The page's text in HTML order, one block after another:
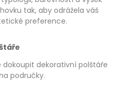
tak, aby odrážela váš
preference.
dokoupit dekorativní polštáře
područky.